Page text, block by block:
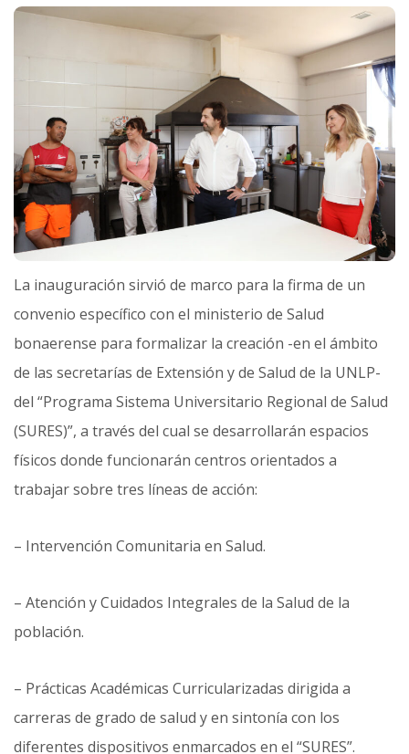
La inauguración sirvió de marco para la firma de un
convenio específico con el ministerio de Salud
bonaerense para formalizar la creación -en el ámbito
de las secretarías de Extensión y de Salud de la UNLP-
del “Programa Sistema Universitario Regional de Salud
(SURES)”, a través del cual se desarrollarán espacios
físicos donde funcionarán centros orientados a
trabajar sobre tres líneas de acción:
– Intervención Comunitaria en Salud.
– Atención y Cuidados Integrales de la Salud de la
población.
– Prácticas Académicas Curricularizadas dirigida a
carreras de grado de salud y en sintonía con los
diferentes dispositivos enmarcados en el “SURES”.